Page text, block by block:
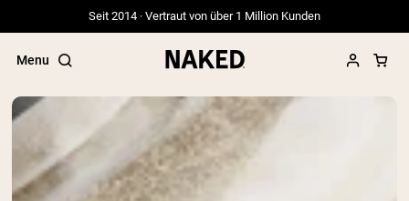
Seit 2014 · Vertraut von über 1 Million Kunden
Menu
Beliebte Suchbegriffe